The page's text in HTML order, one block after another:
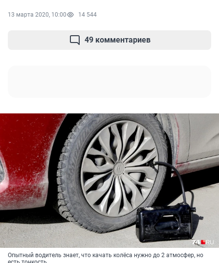
13 марта 2020, 10:00 14 544
49 комментариев
Опытный водитель знает, что качать колёса нужно до 2 атмосфер, но